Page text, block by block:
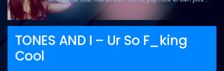
TONES AND I – Ur So F_king
Cool